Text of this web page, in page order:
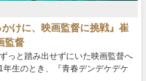
けに、映画監督に挑戦』崔
監督
っと踏み出せずにいた映画監督へ
生のとき、『青春デンデケデケ